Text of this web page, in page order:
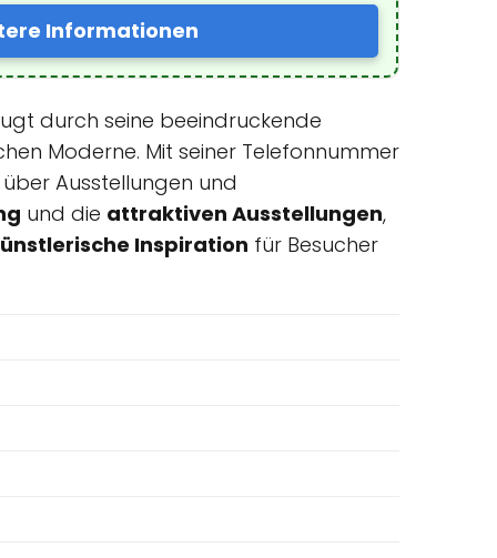
Informationen
durch seine beeindruckende
Moderne. Mit seiner Telefonnummer
Ausstellungen und
und die attraktiven Ausstellungen,
Inspiration für Besucher